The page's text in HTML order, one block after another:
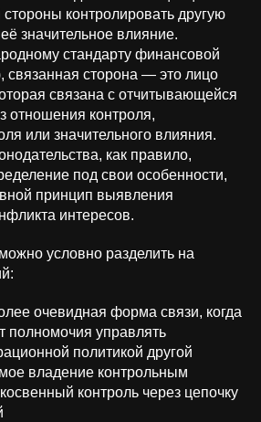
контролировать другую
значительное влияние.
стандарту финансовой
связанная сторона — это лицо
связана с отчитывающейся
отношения контроля,
или значительного влияния.
как правило,
под свои особенности,
принцип выявления
интересов.
условно разделить на
очевидная форма связи, когда
полномочия управлять
политикой другой
владение контрольным
контроль через цепочку